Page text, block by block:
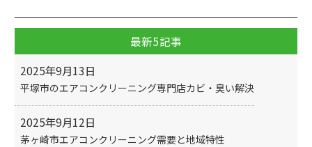
e
o
o
k
er
最新5記事
平塚市のエアコンクリーニング専門店カビ・臭い解決
2025年9月13日
茅ヶ崎市エアコンクリーニング需要と地域特性
2025年9月12日